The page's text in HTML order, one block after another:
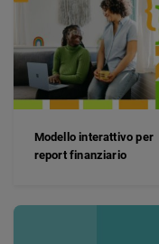
Modello interattivo per
report finanziario